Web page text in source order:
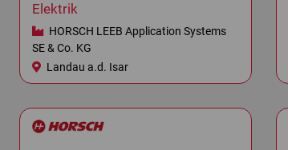
Elektrik
HORSCH LEEB Application Systems
SE & Co. KG
Landau a.d. Isar